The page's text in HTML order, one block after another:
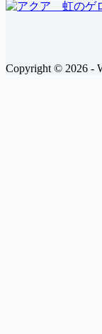
ー
Copyright © 2026 -